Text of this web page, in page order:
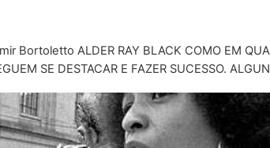
Bortoletto ALDER RAY BLACK COMO EM
SE DESTACAR E FAZER SUCESSO.